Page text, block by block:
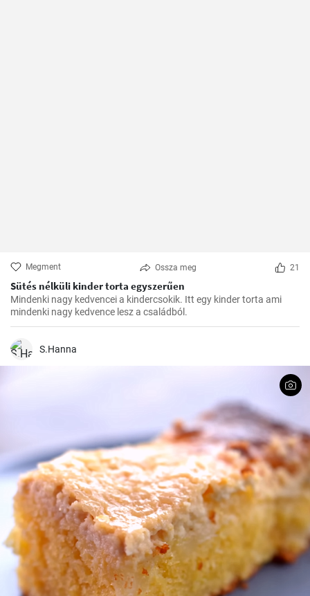
Megment Ossza meg 21
Sütés nélküli kinder torta egyszerűen
Mindenki nagy kedvencei a kindercsokik. Itt egy kinder torta ami
mindenki nagy kedvence lesz a családból.
S.Hanna